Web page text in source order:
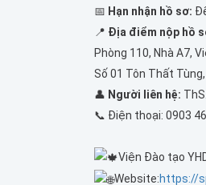
📅 Hạn nhận hồ sơ:
📍 Địa điểm nộp hồ
Phòng 110, Nhà A7,
Số 01 Tôn Thất
👤 Người liên hệ:
📞 Điện thoại: 0903
Viện Đào tạo
Website:https://